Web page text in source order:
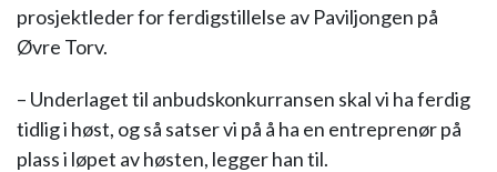
prosjektleder for ferdigstillelse av Paviljongen på
Øvre Torv.
– Underlaget til anbudskonkurransen skal vi ha ferdig
tidlig i høst, og så satser vi på å ha en entreprenør på
plass i løpet av høsten, legger han til.